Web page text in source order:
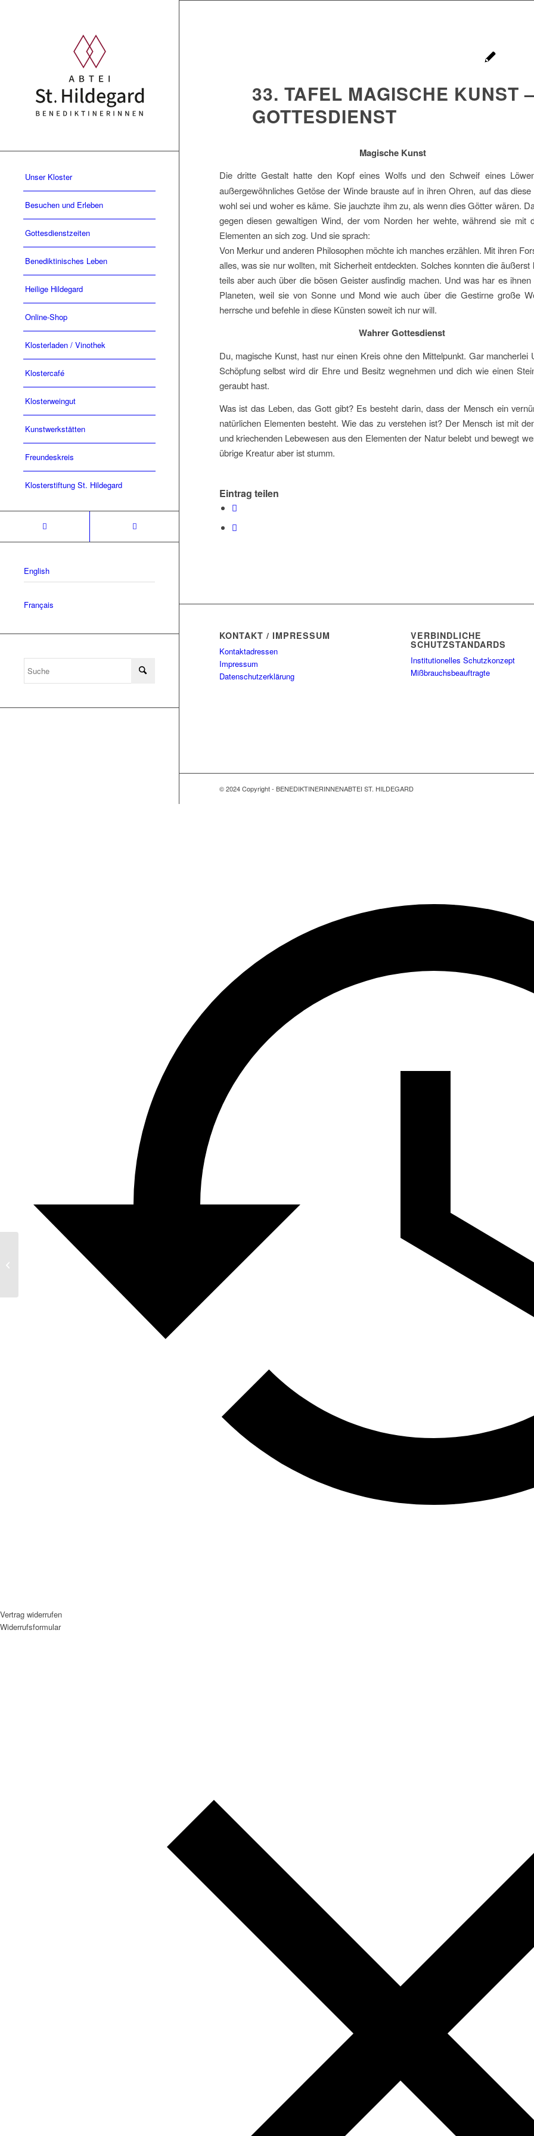
Unser Kloster
Besuchen und Erleben
Gottesdienstzeiten
Benediktinisches Leben
Heilige Hildegard
Online-Shop
Klosterladen / Vinothek
Klostercafé
Klosterweingut
Kunstwerkstätten
Freundeskreis
Klosterstiftung St. Hildegard
English
Français
33. TAFEL MAGISCHE KUNST
GOTTESDIENST
Magische Kunst
Die dritte Gestalt hatte den Kopf eines Wolfs und den Schweif eines
außergewöhnliches Getöse der Winde brauste auf in ihren Ohren, auf das
wohl sei und woher es käme. Sie jauchzte ihm zu, als wenn dies Götter wären.
gegen diesen gewaltigen Wind, der vom Norden her wehte, während sie
Elementen an sich zog. Und sie sprach:
Von Merkur und anderen Philosophen möchte ich manches erzählen. Mit ihren
alles, was sie nur wollten, mit Sicherheit entdeckten. Solches konnten die
teils aber auch über die bösen Geister ausfindig machen. Und was har es
Planeten, weil sie von Sonne und Mond wie auch über die Gestirne große
herrsche und befehle in diese Künsten soweit ich nur will.
Wahrer Gottesdienst
Du, magische Kunst, hast nur einen Kreis ohne den Mittelpunkt. Gar
Schöpfung selbst wird dir Ehre und Besitz wegnehmen und dich wie einen
geraubt hast.
Was ist das Leben, das Gott gibt? Es besteht darin, dass der Mensch ein
natürlichen Elementen besteht. Wie das zu verstehen ist? Der Mensch ist mit
und kriechenden Lebewesen aus den Elementen der Natur belebt und bewegt
übrige Kreatur aber ist stumm.
Eintrag teilen
KONTAKT / IMPRESSUM
Kontaktadressen
Impressum
Datenschutzerklärung
VERBINDLICHE
SCHUTZSTANDARDS
Institutionelles Schutzkonzept
Mißbrauchsbeauftragte
© 2024 Copyright - BENEDIKTINERINNENABTEI ST. HILDEGARD
34. Tafel Geiz – Genügsamkeit
Vertrag widerrufen
Widerrufsformular